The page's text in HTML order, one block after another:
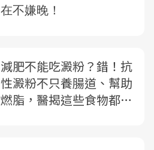
減肥不能吃澱粉？錯！抗
性澱粉不只養腸道、幫助
燃脂，醫揭這些食物都吃